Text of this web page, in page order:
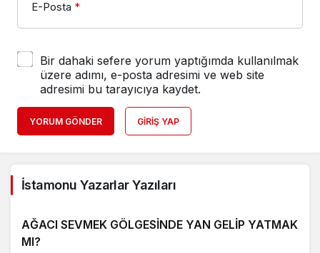
E-Posta *
Bir dahaki sefere yorum yaptığımda kullanılmak
üzere adımı, e-posta adresimi ve web site
adresimi bu tarayıcıya kaydet.
YORUM GÖNDER GIRIŞ YAP
İstamonu Yazarlar Yazıları
AĞACI SEVMEK GÖLGESİNDE YAN GELİP YATMAK
MI?